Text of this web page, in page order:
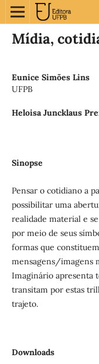
Mídia,
Eunice Simões Lins
UFPB
Heloisa Juncklaus
Sinopse
Pensar o cotidiano a
possibilitar uma
realidade material e
por meio de seus
formas que
mensagens/imagens
Imaginário apresenta
transitam por estas
trajeto.
Downloads